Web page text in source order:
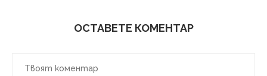
ОСТАВЕТЕ КОМЕНТАР